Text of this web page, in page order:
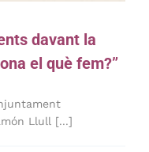
davant la
el què fem?”
Llull [...]